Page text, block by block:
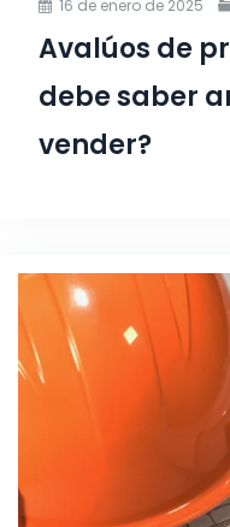
16 de enero de 2025
Avalúos de
debe saber
vender?